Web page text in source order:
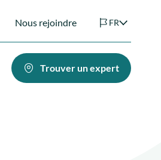
Nous rejoindre FR
Trouver un expert